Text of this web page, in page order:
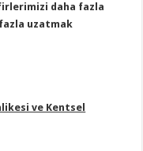
daha fazla
uzatmak
ve Kentsel